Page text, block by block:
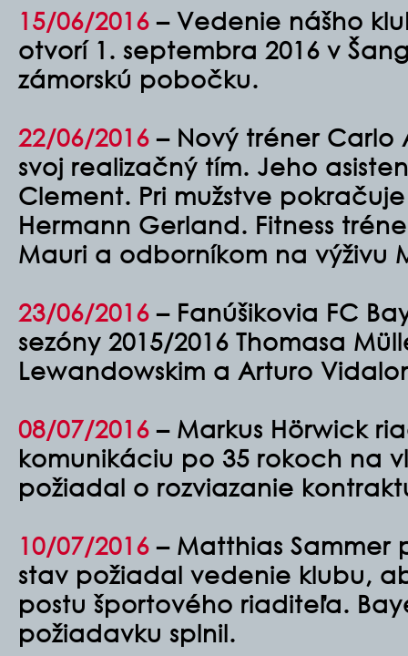
15/06/2016 – Vedenie nášho
otvorí 1. septembra 2016 v
zámorskú pobočku.
22/06/2016 – Nový tréner
svoj realizačný tím. Jeho
Clement. Pri mužstve
Hermann Gerland. Fitness
Mauri a odborníkom na výživu
23/06/2016 – Fanúšikovia FC
sezóny 2015/2016 Thomasa
Lewandowskim a Arturo
08/07/2016 – Markus Hörwick
komunikáciu po 35 rokoch na
požiadal o rozviazanie
10/07/2016 – Matthias Sammer
stav požiadal vedenie klubu,
postu športového riaditeľa.
požiadavku splnil.